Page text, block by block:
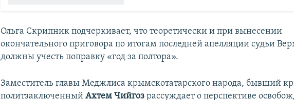
Ольга Скрипник подчеркивает, что теоретически и при вынесении
окончательного приговора по итогам последней апелляции судьи
должны учесть поправку «год за полтора».
Заместитель главы Меджлиса крымскотатарского народа, бывший
политзаключенныйАхтем Чийгозрассуждает о перспективе